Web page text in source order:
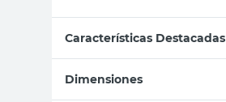
Características Destacadas
Dimensiones